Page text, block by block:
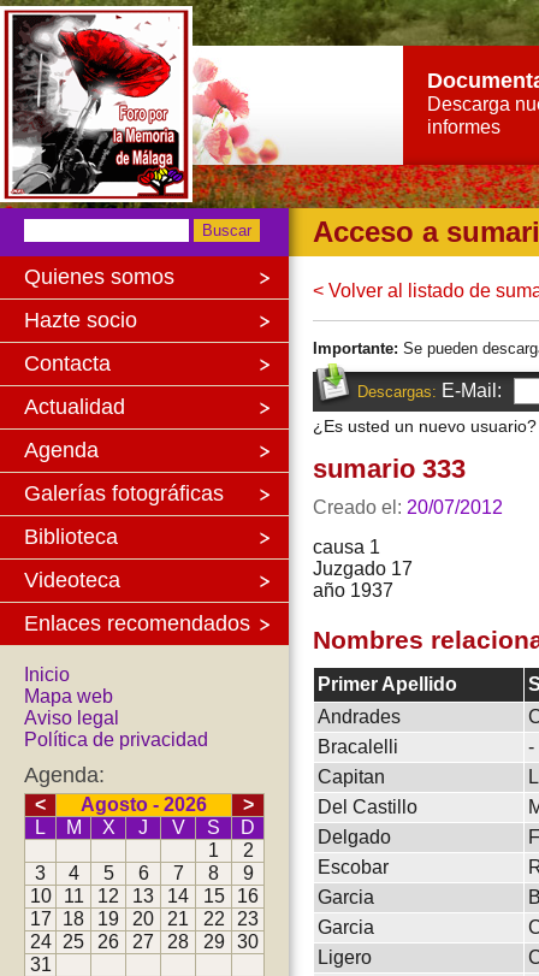
Descarga
informes
Quienes somos
Hazte socio
Contacta
Actualidad
Agenda
Galerías fotográficas
Biblioteca
Videoteca
Enlaces recomendados
Inicio
Mapa web
Aviso legal
Política de privacidad
Agenda:
< Agosto - 2026
>
L
M X J V S
D
1
2
3
4 5 6 7 8
9
10
11 12 13 14 15
16
17
18 19 20 21 22
23
24
25 26 27 28 29
30
31
Acceso a
< Volver al listado de
Importante: Se pueden
Descargas: E-Mail:
¿Es usted un nuevo
sumario 333
Creado el: 20/07/2012
causa 1
Juzgado 17
año 1937
Nombres
Primer Apellido
Andrades
Bracalelli
-
Capitan
Del Castillo
Delgado
Escobar
Garcia
Garcia
Ligero